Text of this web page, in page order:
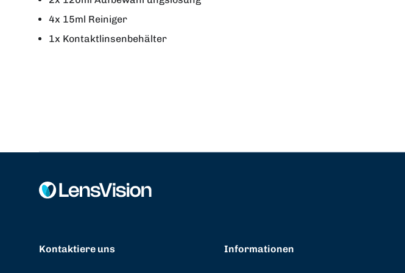
4x 15ml Reiniger
1x Kontaktlinsenbehälter
Kontaktiere uns Informationen